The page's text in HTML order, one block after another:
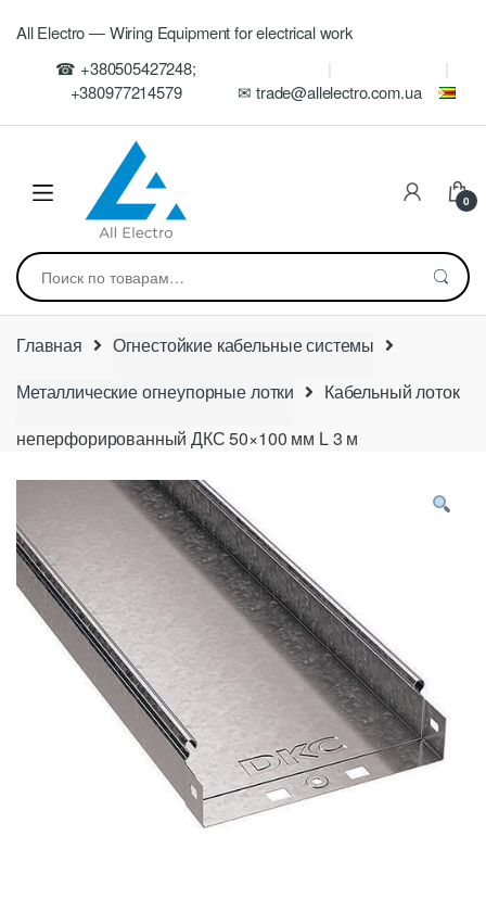
navigation
All Electro — Wiring Equipment for electrical work
☎ +380505427248;
+380977214579
✉ trade@allelectro.com.ua
0
Искать:
Главная
Огнестойкие кабельные системы
Металлические огнеупорные лотки
Кабельный лоток
неперфорированный ДКС 50×100 мм L 3 м